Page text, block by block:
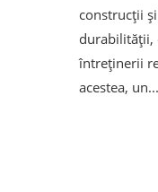
construcții
durabilității,
întreținerii
acestea, un...